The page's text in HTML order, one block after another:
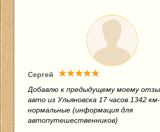
Сергей
Добавлю к предыдущему моему
авто из Ульяновска 17 часов 1342
нормальные (информация для
автопутешественников)